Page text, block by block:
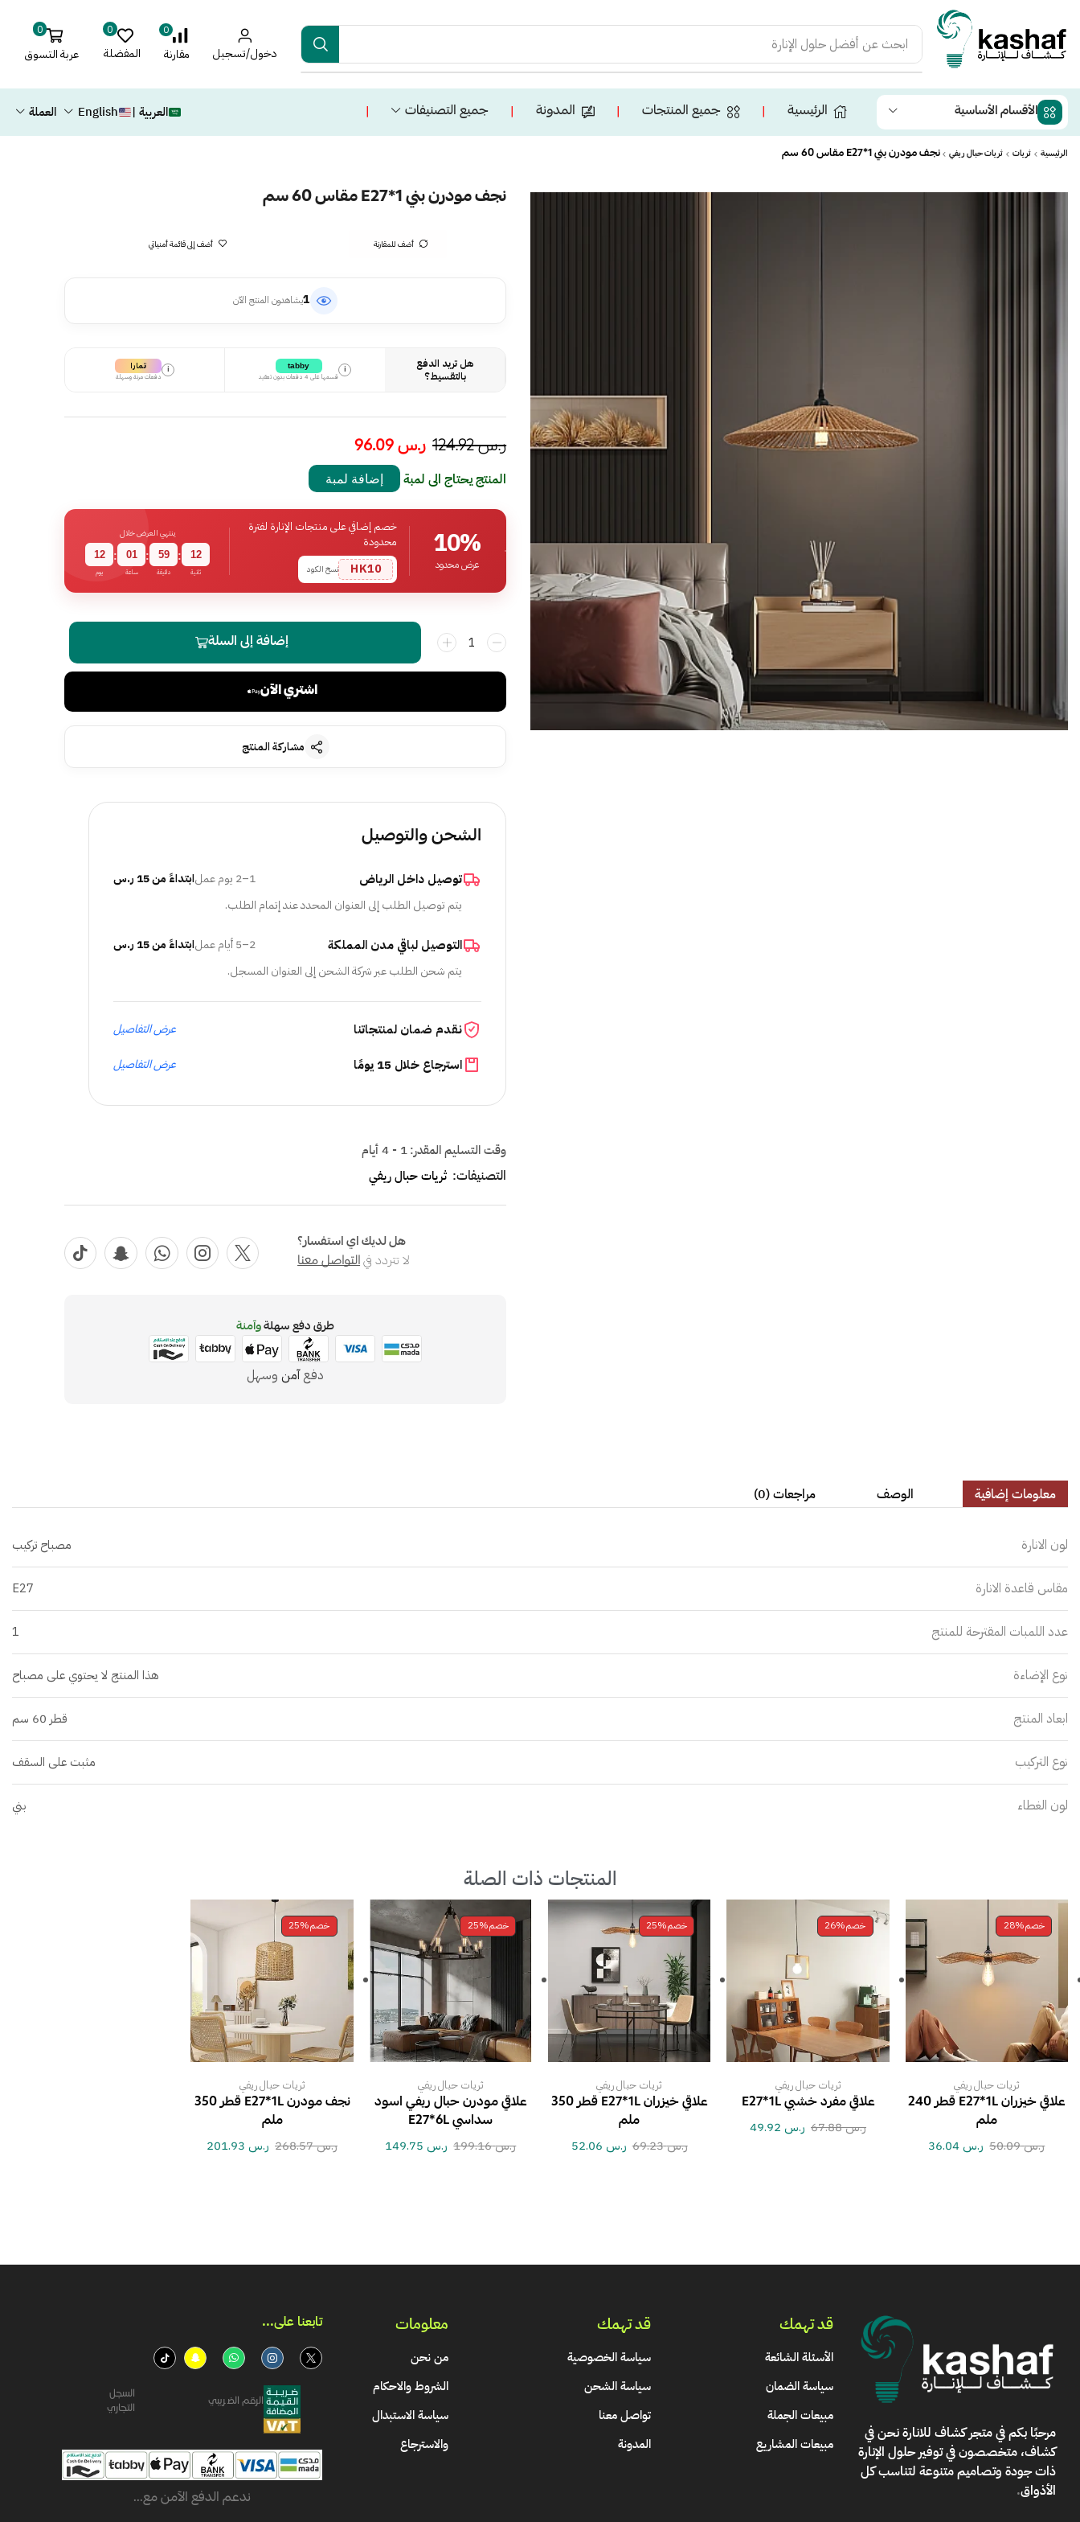
ابحث عن أفضل حلول الإنارة دخول/تسجيل
0
مقارنة
0
المفضلة
0
عربة التسوق
الأقسام الأساسية الرئيسية ❘ جميع المنتجات ❘ المدونة ❘ جميع التصنيفات ❘ العربية | English العملة
الرئيسية ثريات ثريات حبال ريفي نجف مودرن بني E27*1 مقاس 60 سم
نجف مودرن بني E27*1 مقاس 60 سم
أضف للمقارنة أضف إلى قائمة أمنياتي
1يشاهدون المنتج الآن
هل تريد الدفع
بالتقسيط؟
i
tabby
قسمها على 4 دفعات بدون تعقيد
i تمارا
دفعات مرنة وسهلة
ر.س124.92 ر.س96.09
المنتج يحتاج الى لمبة إضافة لمبة
10%
عرض محدود
خصم إضافي على منتجات الإنارة لفترة
محدودة
HK10 نسخ الكود
ينتهي العرض خلال
12
يوم
: 01
ساعة
: 59
دقيقة
: 11
ثانية
إضافة إلى السلة
اشتري الآن
مشاركة المنتج
الشحن والتوصيل
توصيل داخل الرياض 1–2 يوم عمل
ابتداءً من 15 ر.س
يتم توصيل الطلب إلى العنوان المحدد عند إتمام الطلب.
التوصيل لباقي مدن المملكة 2–5 أيام عمل
ابتداءً من 15 ر.س
يتم شحن الطلب عبر شركة الشحن إلى العنوان المسجل.
نقدم ضمان لمنتجاتنا عرض التفاصيل
استرجاع خلال 15 يومًا عرض التفاصيل
وقت التسليم المقدر:1 - 4 أيام
التصنيفات: ثريات حبال ريفي
هل لديك اي استفسار؟
لا تتردد فيالتواصل معنا
طرق دفع سهلةوآمنة
دفعآمنوسهل
معلومات إضافية الوصف مراجعات (0)
لون الانارة مصباح تركيب
مقاس قاعدة الانارة E27
عدد اللمبات المقترحة للمنتج 1
نوع الإضاءة هذا المنتج لا يحتوي على مصباح
ابعاد المنتج قطر 60 سم
نوع التركيب مثبت على السقف
لون الغطاء بني
المنتجات ذات الصلة
خصم28%
ثريات حبال ريفي
علاقي خيزران E27*1L قطر 240
ملم
ر.س50.09 ر.س
خصم26%
ثريات حبال ريفي
علاقي مفرد خشبي E27*1L
ر.س67.88 ر.س
خصم25%
ثريات حبال ريفي
علاقي خيزران E27*1L قطر 350
ملم
ر.س69.23 ر.س
خصم25%
ثريات حبال ريفي
علاقي مودرن حبال ريفي اسود
سداسي E27*6L
ر.س199.16 ر.س
خصم25%
ثريات حبال ريفي
نجف مودرن E27*1L قطر 350
ملم
ر.س268.57 ر.س
مرحبًا بكم فيمتجر كشاف للانارةنحن في
كشاف، متخصصون في توفير حلول الإنارة
ذات جودة وتصاميم متنوعة لتناسب كل
الأذواق.
قد تهمك
الأسئلة الشائعة
سياسة الضمان
مبيعات الجملة
مبيعات المشاريع
قد تهمك
سياسة الخصوصية
سياسة الشحن
تواصل معنا
المدونة
معلومات
من نحن
الشروط والاحكام
سياسة الاستبدال
والاسترجاع
تابعنا على...​
الرقم الضريبي
السجل
التجاري
ندعم الدفع الآمن مع...